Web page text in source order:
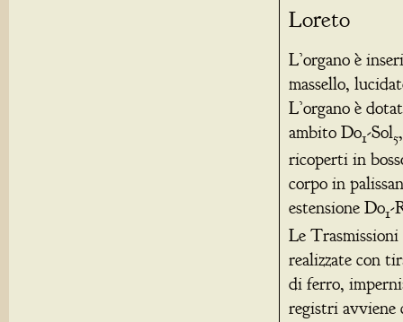
Loreto
L’organo è
massello,
L’organo è
ambito Do1-Sol5
ricoperti in
corpo in
estensione Do1-
Le
realizzate con
di ferro,
registri avviene